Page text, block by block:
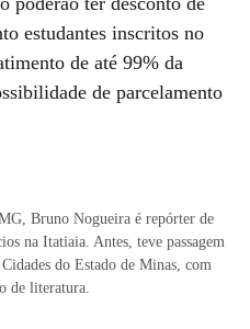
estudantes inscritos no
de até 99% da
de parcelamento
Bruno Nogueira é repórter de
na Itatiaia. Antes, teve passagem
do Estado de Minas, com
de literatura.